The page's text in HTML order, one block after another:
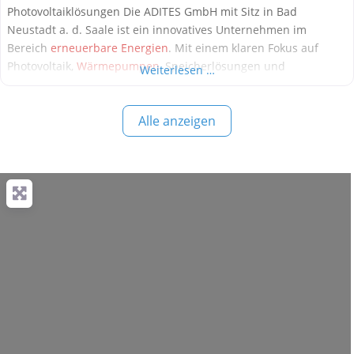
Photovoltaiklösungen Die ADITES GmbH mit Sitz in Bad
Neustadt a. d. Saale ist ein innovatives Unternehmen im
Bereich erneuerbare Energien. Mit einem klaren Fokus auf
Photovoltaik, Wärmepumpen, Speicherlösungen und
Energiekonzepte für Privat- und Gewerbekunden. Das Ziel:
Energiefreiheit durch intelligente, nachhaltige Technik. Dank
eines benutzerfreundlichen Online-Konfigurators können
Weiterlesen …
Alle anzeigen